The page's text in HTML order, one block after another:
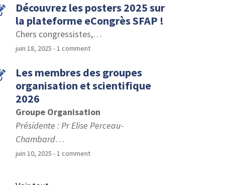
Découvrez les posters 2025 sur
la plateforme eCongrès SFAP !
Chers congressistes,…
juin 18, 2025 - 1 comment
Les membres des groupes
organisation et scientifique
2026
Groupe Organisation
Présidente : Pr Elise Perceau-
Chambard…
juin 10, 2025 - 1 comment